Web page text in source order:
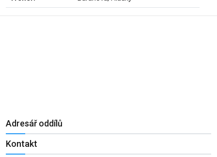
Adresář oddílů
Kontakt